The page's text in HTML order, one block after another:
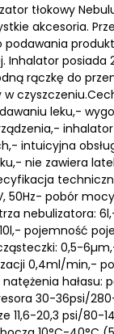
tłokowy
akcesoria.
podawania
Inhalator posiada
rączkę do
w
leku,-
intuicyjna
nie zawiera
50Hz- pobór
nebulizatora:
pojemność
0,5-
0,4ml/min,-
hałasu:
30-36psi/
11,6-20,3 psi/80-